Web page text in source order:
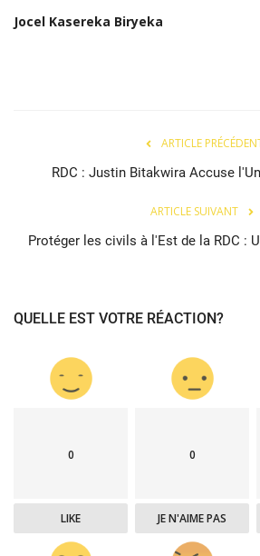
Jocel Kasereka Biryeka
ARTICLE
RDC : Justin Bitakwira Accuse
ARTICLE SUIVANT
Protéger les civils à l'Est de la RDC :
QUELLE EST VOTRE RÉACTION?
0
LIKE
0
JE N'AIME PAS